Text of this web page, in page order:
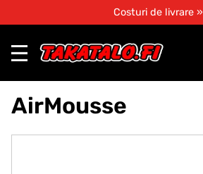
Costuri de livrare »
AirMousse